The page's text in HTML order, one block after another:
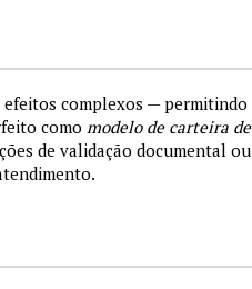
efeitos complexos — permitindo
como modelo de carteira de
de validação documental ou